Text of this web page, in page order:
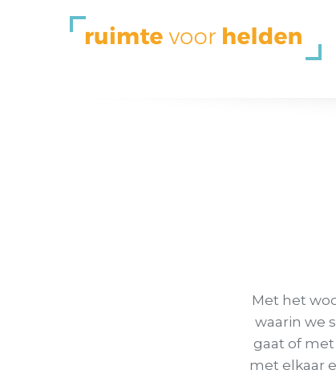
Met het
waarin we
gaat of
met elkaar